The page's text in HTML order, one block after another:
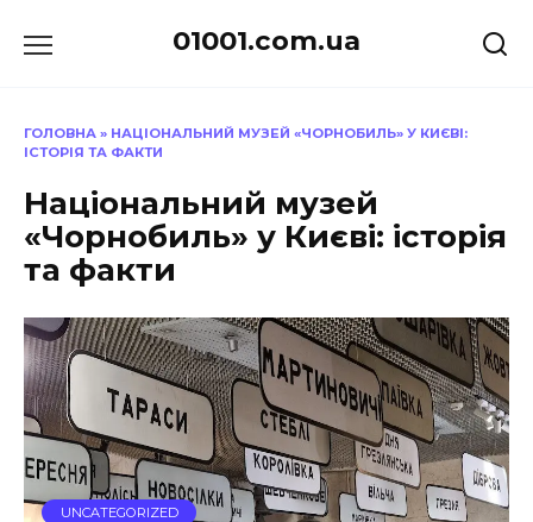
до
01001.com.ua
ГОЛОВНА » НАЦІОНАЛЬНИЙ МУЗЕЙ «ЧОРНОБИЛЬ» У КИЄВІ:
ІСТОРІЯ ТА ФАКТИ
Національний музей
«Чорнобиль» у Києві: історія
та факти
UNCATEGORIZED